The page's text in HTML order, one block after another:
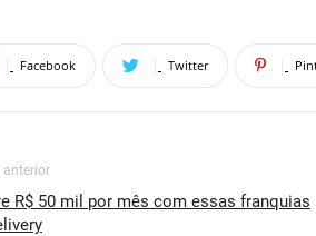
Facebook Twitter
anterior
R$ 50 mil por mês com essas franquias